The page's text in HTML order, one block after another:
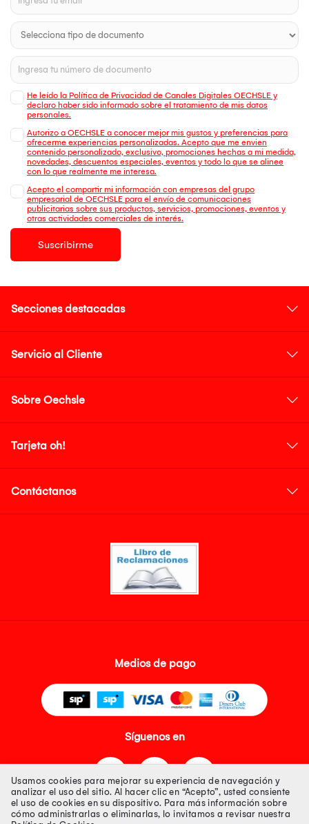
He leído la Política de Privacidad de Canales Digitales OECHSLE y
declaro haber sido informado sobre el tratamiento de mis datos
personales.
Autorizo a OECHSLE a conocer mejor mis gustos y preferencias para
ofrecerme experiencias personalizadas. Acepto que me envien
contenido personalizado, exclusivo, promociones hechas a mi medida,
novedades, descuentos especiales, eventos y todo lo que se alinee
con lo que realmente me interesa.
Acepto el compartir mi información con empresas del grupo
empresarial de OECHSLE para el envío de comunicaciones
publicitarias sobre sus productos, servicios, promociones, eventos y
otras actividades comerciales de interés.
Suscribirme
Secciones destacadas
Servicio al Cliente
Sobre Oechsle
Tarjeta oh!
Contáctanos
Medios de pago
Síguenos en
Usamos cookies para mejorar su experiencia de navegación y
analizar el uso del sitio. Al hacer clic en “Acepto”, usted consiente
el uso de cookies en su dispositivo. Para más información sobre
cómo administrarlas o eliminarlas, lo invitamos a revisar nuestra